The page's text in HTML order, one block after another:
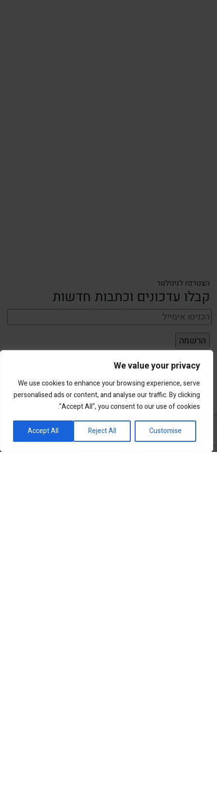
We value your privacy
We use cookies to enhance your browsing experience, serve
personalised ads or content, and analyse our traffic. By clicking
"Accept All", you consent to our use of cookies.
Customise
Reject All
Accept All
הצטרפו לניוזלטר
קבלו עדכונים וכתבות חדשות
פורטל השקעות וחדשנות